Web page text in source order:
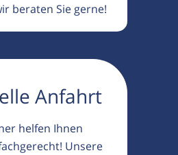
beraten Sie gerne!
Anfahrt
helfen Ihnen
Unsere